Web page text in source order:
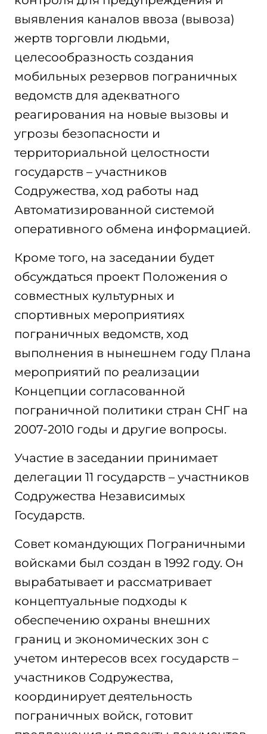
выявления каналов ввоза (вывоза)
жертв торговли людьми,
целесообразность создания
мобильных резервов пограничных
ведомств для адекватного
реагирования на новые вызовы и
угрозы безопасности и
территориальной целостности
государств – участников
Содружества, ход работы над
Автоматизированной системой
оперативного обмена информацией.
Кроме того, на заседании будет
обсуждаться проект Положения о
совместных культурных и
спортивных мероприятиях
пограничных ведомств, ход
выполнения в нынешнем году Плана
мероприятий по реализации
Концепции согласованной
пограничной политики стран СНГ на
2007-2010 годы и другие вопросы.
Участие в заседании принимает
делегации 11 государств – участников
Содружества Независимых
Государств.
Совет командующих Пограничными
войсками был создан в 1992 году. Он
вырабатывает и рассматривает
концептуальные подходы к
обеспечению охраны внешних
границ и экономических зон с
учетом интересов всех государств –
участников Содружества,
координирует деятельность
пограничных войск, готовит